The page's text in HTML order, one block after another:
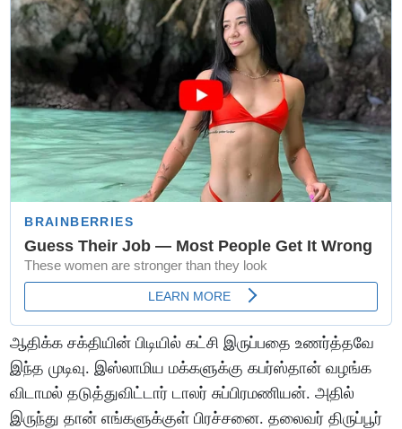
ஆதிக்க சக்தியின் பிடியில் கட்சி இருப்பதை உணர்த்தவே
இந்த முடிவு. இஸ்லாமிய மக்களுக்கு கபர்ஸ்தான் வழங்க
விடாமல் தடுத்துவிட்டார் டாலர் சுப்பிரமணியன். அதில்
இருந்து தான் எங்களுக்குள் பிரச்சனை. தலைவர் திருப்பூர்